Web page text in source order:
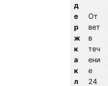
д
е
р
ж
к
а
к
л
От
вет
в
теч
ени
е
24